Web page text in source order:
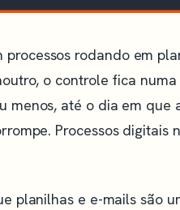
processos rodando em
o controle fica
menos, até o dia em
Processos
planilhas e e-mails são